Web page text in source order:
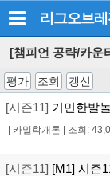
리그오브
[챔피언 공략/카운
평가 조회 갱신
[시즌11] 기민한발
카밀학개론 조회:
[시즌11] [M1] 시즌